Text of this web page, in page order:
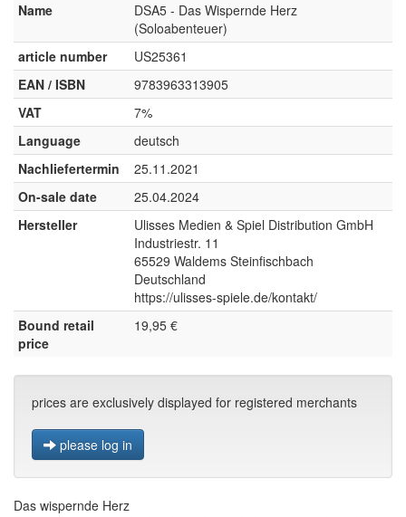
Name
DSA5 - Das Wispernde Herz
(Soloabenteuer)
article number
US25361
EAN / ISBN
9783963313905
VAT
7%
Language
deutsch
Nachliefertermin
25.11.2021
On-sale date
25.04.2024
Hersteller
Ulisses Medien & Spiel Distribution GmbH
Industriestr. 11
65529 Waldems Steinfischbach
Deutschland
https://ulisses-spiele.de/kontakt/
Bound retail
price
19,95 €
prices are exclusively displayed for registered merchants
please log in
Das wispernde Herz